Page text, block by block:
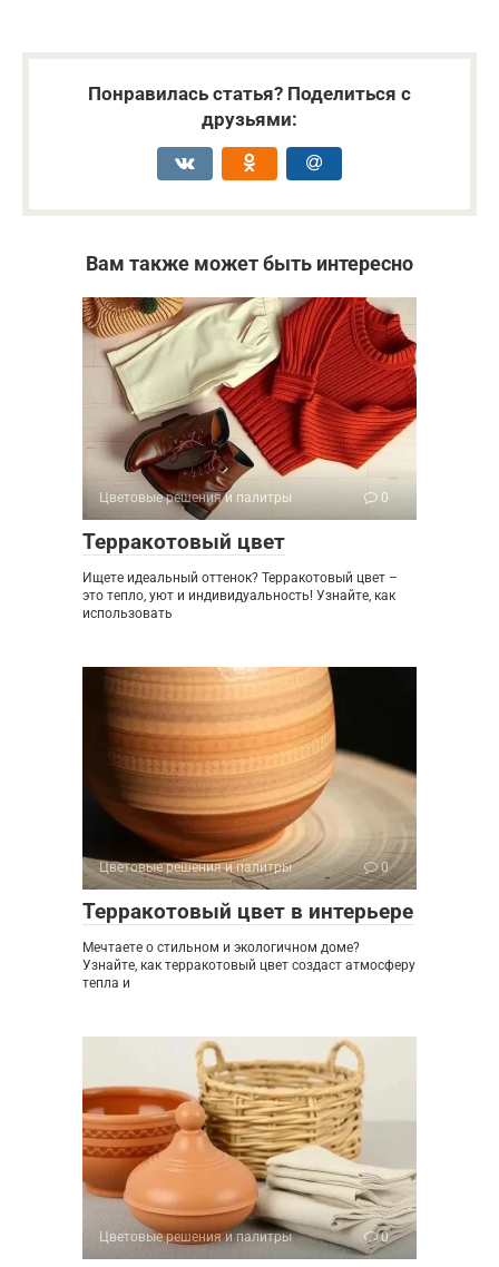
Понравилась статья? Поделиться с
друзьями:
Вам также может быть интересно
Цветовые решения и палитры 0
Терракотовый цвет
Ищете идеальный оттенок? Терракотовый цвет –
это тепло, уют и индивидуальность! Узнайте, как
использовать
Цветовые решения и палитры 0
Терракотовый цвет в интерьере
Мечтаете о стильном и экологичном доме?
Узнайте, как терракотовый цвет создаст атмосферу
тепла и
Цветовые решения и палитры 0